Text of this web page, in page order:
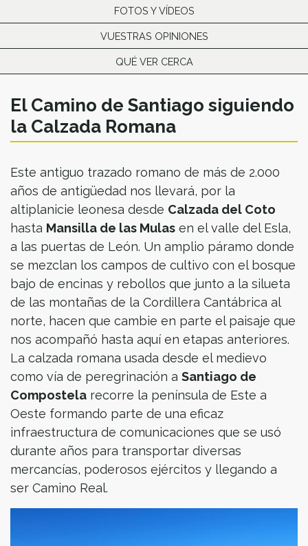
FOTOS Y VÍDEOS
VUESTRAS OPINIONES
QUÉ VER CERCA
El Camino de Santiago siguiendo
la Calzada Romana
Este antiguo trazado romano de más de 2.000
años de antigüedad nos llevará, por la
altiplanicie leonesa desde Calzada del Coto
hasta Mansilla de las Mulas en el valle del Esla,
a las puertas de León. Un amplio páramo donde
se mezclan los campos de cultivo con el bosque
bajo de encinas y rebollos que junto a la silueta
de las montañas de la Cordillera Cantábrica al
norte, hacen que cambie en parte el paisaje que
nos acompañó hasta aquí en etapas anteriores.
La calzada romana usada desde el medievo
como vía de peregrinación a Santiago de
Compostela recorre la península de Este a
Oeste formando parte de una eficaz
infraestructura de comunicaciones que se usó
durante años para transportar diversas
mercancías, poderosos ejércitos y llegando a
ser Camino Real.